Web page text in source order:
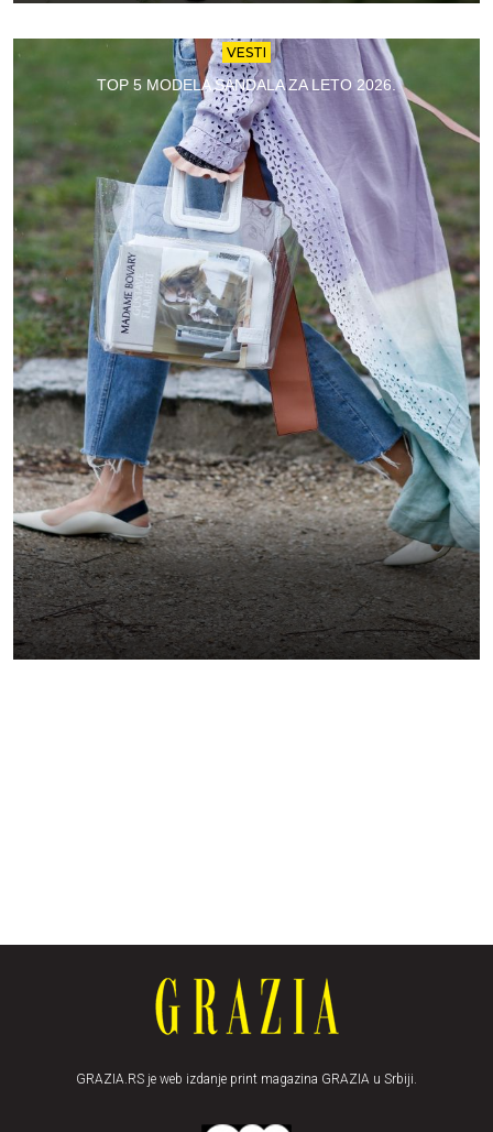
VESTI
TOP 5 MODELA SANDALA ZA LETO 2026.
GRAZIA.RS je web izdanje print magazina GRAZIA u Srbiji.